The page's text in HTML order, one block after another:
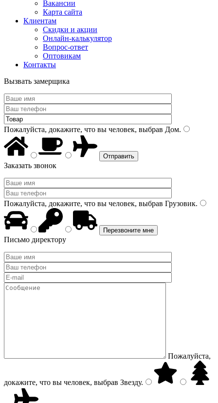
Вакансии
Карта сайта
Клиентам
Скидки и акции
Онлайн-калькулятор
Вопрос-ответ
Оптовикам
Контакты
Вызвать замерщика
Пожалуйста, докажите, что вы человек, выбрав Дом.
Заказать звонок
Пожалуйста, докажите, что вы человек, выбрав Грузовик.
Письмо директору
Пожалуйста,
докажите, что вы человек, выбрав Звезду.